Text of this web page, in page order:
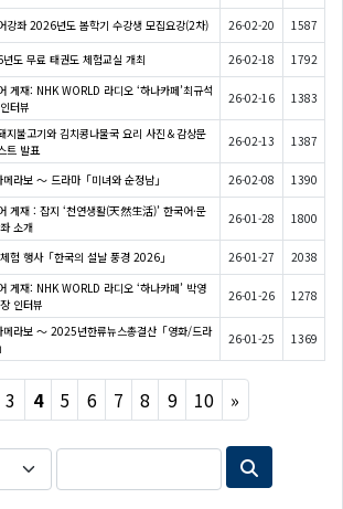
강좌 2026년도 봄학기 수강생 모집요강(2차) 26-02-20 1587
도 무료 태권도 체험교실 개최 26-02-18 1792
게재: NHK WORLD 라디오 ‘하나카페’최규석
터뷰
26-02-16 1383
지불고기와 김치콩나물국 요리 사진＆감상문
트 발표
26-02-13 1387
메라보 ～ 드라마「미녀와 순정남」 26-02-08 1390
게재 : 잡지 ‘천연생활(天然生活)’ 한국어·문
소개
26-01-28 1800
험 행사「한국의 설날 풍경 2026」 26-01-27 2038
게재: NHK WORLD 라디오 ‘하나카페’ 박영
인터뷰
26-01-26 1278
메라보 ～ 2025년한류뉴스총결산「영화/드라
26-01-25 1369
3 4 5 6 7 8 9 10 »